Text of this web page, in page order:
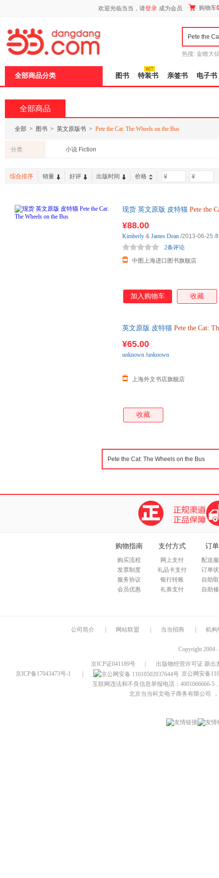
欢迎光临当当，请登录 成为会员 购物车
热搜: 金蟾大
全部商品分类 图书 特装书 亲签书 电子书
全部商品
全部 > 图书 > 英文原版书 > Pete the Cat: The Wheels on the Bus
分类 小说 Fiction
综合排序 销量 好评 出版时间 价格 -
现货 英文原版 皮特猫 Pete the
¥88.00
中图上海进口图书旗舰店
2条评论
Kimberly & James Dean /2013-06-25 /
加入购物车 收藏
英文原版 皮特猫 Pete the Cat:
¥65.00
上海外文书店旗舰店
unknown /unknown
收藏
页
加
购物指南
购买流程
发票制度
服务协议
会员优惠
支付方式
网上支付
礼品卡支付
银行转账
礼券支付
订
配送
订单
自助
自助
公司简介 网站联盟 当当招商 机构
Copyright 2004
京ICP证041189号
出版物经营许可证 新出
京ICP备17043473号-1
京公网安备
互联网违法和不良信息举报电话：4001066666-5
北京当当科文电子商务有限公司